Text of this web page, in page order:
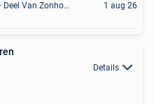
Houthalen+ Deel Van Zonhoven En Zolder 1 aug 26
Details